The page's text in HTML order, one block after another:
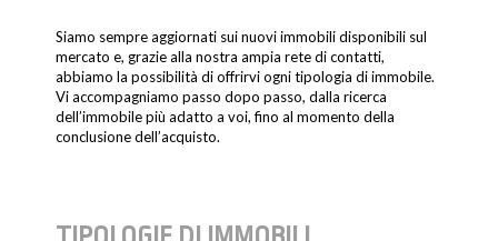
Siamo sempre aggiornati sui nuovi immobili disponibili sul
mercato e, grazie alla nostra ampia rete di contatti,
abbiamo la possibilità di offrirvi ogni tipologia di immobile.
Vi accompagniamo passo dopo passo, dalla ricerca
dell’immobile più adatto a voi, fino al momento della
conclusione dell’acquisto.